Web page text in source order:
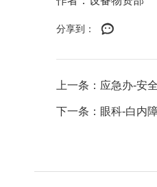
分享到：
上一条：应急办-安
下一条：眼科-白内